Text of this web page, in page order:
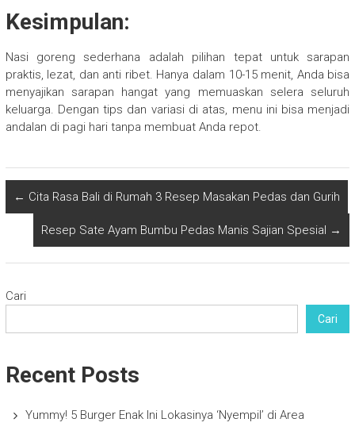
Kesimpulan:
Nasi goreng sederhana adalah pilihan tepat untuk sarapan
praktis, lezat, dan anti ribet. Hanya dalam 10-15 menit, Anda bisa
menyajikan sarapan hangat yang memuaskan selera seluruh
keluarga. Dengan tips dan variasi di atas, menu ini bisa menjadi
andalan di pagi hari tanpa membuat Anda repot.
← Cita Rasa Bali di Rumah 3 Resep Masakan Pedas dan Gurih
Resep Sate Ayam Bumbu Pedas Manis Sajian Spesial →
Cari
Cari
Recent Posts
Yummy! 5 Burger Enak Ini Lokasinya ‘Nyempil’ di Area